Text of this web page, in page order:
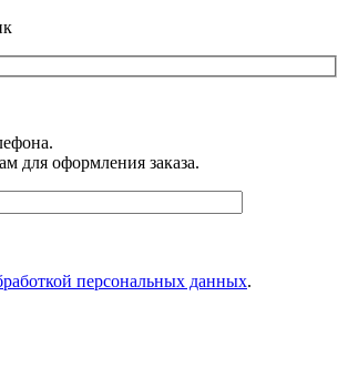
для оформления заказа.
персональных данных.